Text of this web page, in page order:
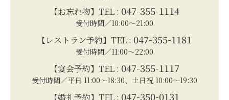
【お忘れ物】TEL : 047-355-1114
受付時間／10:00～21:00
【レストラン予約】TEL : 047-355-1181
受付時間／11:00～22:00
【宴会予約】TEL : 047-355-1117
受付時間／平日 11:00～18:30、土日祝 10:00～19:30
【婚礼予約】TEL : 047-350-0131